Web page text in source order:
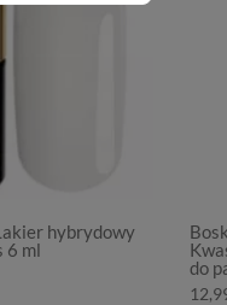
hybrydowy
6 ml
do